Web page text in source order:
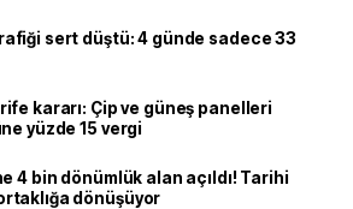
sert düştü: 4 günde sadece 33
kararı: Çip ve güneş panelleri
yüzde 15 vergi
4 bin dönümlük alan açıldı! Tarihi
dönüşüyor